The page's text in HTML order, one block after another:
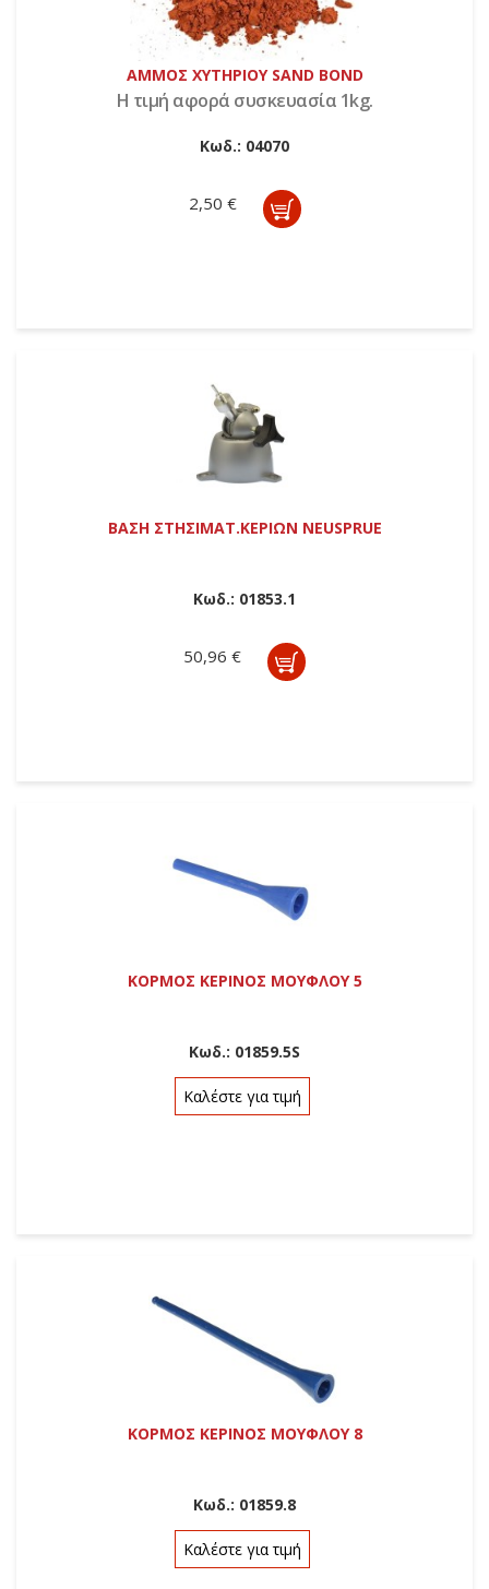
ΑΜΜΟΣ ΧΥΤΗΡΙΟΥ SAND BOND
Η τιμή αφορά συσκευασία 1kg.
Κωδ.: 04070
2,50 €
ΒΑΣΗ ΣΤΗΣΙΜΑΤ.ΚΕΡΙΩΝ NEUSPRUE
Κωδ.: 01853.1
50,96 €
ΚΟΡΜΟΣ ΚΕΡΙΝΟΣ ΜΟΥΦΛΟΥ 5
Κωδ.: 01859.5S
Καλέστε για τιμή
ΚΟΡΜΟΣ ΚΕΡΙΝΟΣ ΜΟΥΦΛΟΥ 8
Κωδ.: 01859.8
Καλέστε για τιμή